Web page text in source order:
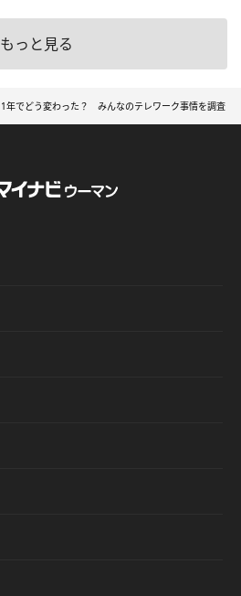
もっと見る
1年でどう変わった？ みんなのテレワーク事情を調査